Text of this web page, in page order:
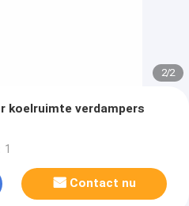
2/2
koelruimte verdampers
1
Contact nu